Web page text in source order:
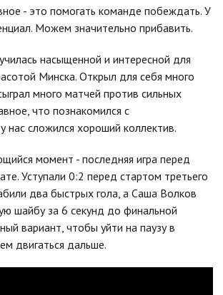
- это помогать команде побеждать. У
Можем значительно прибавить.
насыщенной и интересной для
Минска. Открыл для себя много
много матчей против сильных
что познакомился с
нас сложился хороший коллектив.
момент - последняя игра перед
Уступали 0:2 перед стартом третьего
два быстрых гола, а Саша Волков
шайбу за 6 секунд до финальной
вариант, чтобы уйти на паузу в
двигаться дальше.